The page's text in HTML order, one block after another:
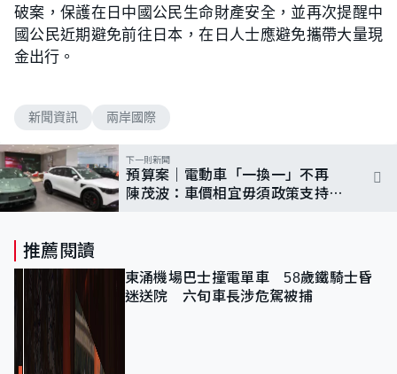
破案，保護在日中國公民生命財產安全，並再次提醒中
國公民近期避免前往日本，在日人士應避免攜帶大量現
金出行。
新聞資訊 兩岸國際
下一則新聞
預算案｜電動車「一換一」不再
陳茂波：車價相宜毋須政策支持
推薦閱讀
東涌機場巴士撞電單車 58歲鐵騎士昏
迷送院 六旬車長涉危駕被捕